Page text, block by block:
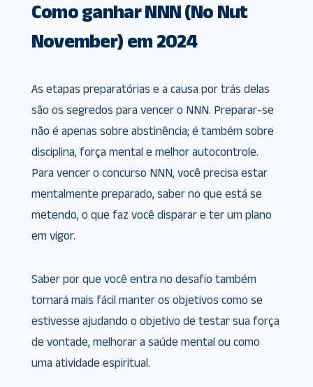
Como ganhar NNN (No Nut
November) em 2024
As etapas preparatórias e a causa por trás delas
são os segredos para vencer o NNN. Preparar-se
não é apenas sobre abstinência; é também sobre
disciplina, força mental e melhor autocontrole.
Para vencer o concurso NNN, você precisa estar
mentalmente preparado, saber no que está se
metendo, o que faz você disparar e ter um plano
em vigor.
Saber por que você entra no desafio também
tornará mais fácil manter os objetivos como se
estivesse ajudando o objetivo de testar sua força
de vontade, melhorar a saúde mental ou como
uma atividade espiritual.